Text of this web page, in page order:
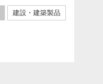
建設・建築製品